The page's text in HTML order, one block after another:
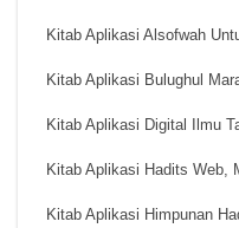
Kitab Aplikasi Alsofwah
Kitab Aplikasi Bulughul
Kitab Aplikasi Digital Ilmu
Kitab Aplikasi Hadits Web,
Kitab Aplikasi Himpunan